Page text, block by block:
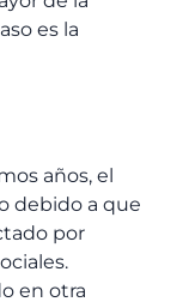
es la
años, el
debido a que
por
en otra